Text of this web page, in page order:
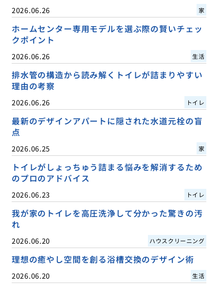
2026.06.26 家
ホームセンター専用モデルを選ぶ際の賢いチェッ
クポイント
2026.06.26 生活
排水管の構造から読み解くトイレが詰まりやすい
理由の考察
2026.06.26 トイレ
最新のデザインアパートに隠された水道元栓の盲
点
2026.06.25 家
トイレがしょっちゅう詰まる悩みを解消するため
のプロのアドバイス
2026.06.23 トイレ
我が家のトイレを高圧洗浄して分かった驚きの汚
れ
2026.06.20 ハウスクリーニング
理想の癒やし空間を創る浴槽交換のデザイン術
2026.06.20 生活